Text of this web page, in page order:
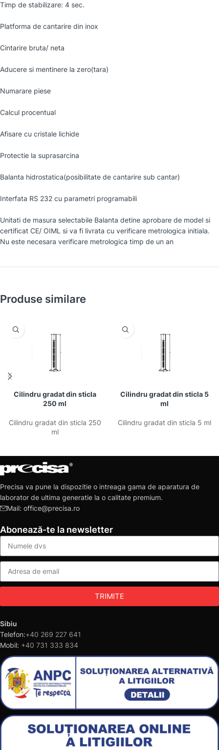
Timp de stabilizare: 4 sec.
Platforma de cantarire din inox
Cintarire bruta/ neta
Aducere si mentinere la zero(tara)
Numarare piese
Calcul procentual
Afisare cu cristale lichide
Protectie la suprasarcina
Balanta hidrostatica(posibilitate de cantarire sub cantar)
Interfata RS 232 cu parametri programabili
Unitati de masura selectabile Balanta detine aprobare de model si
certificat CE/ OIML si va fi livrata cu verificare metrologica initiala.
Nu este necesara verificare metrologica timp de un an
Produse similare
Cilindru gradat din sticla
250 ml
Cilindru gradat din sticla 250
ml
Cilindru gradat din sticla 5
ml
Cilindru gradat din sticla 5 ml
Precisa va pune la dispozitie o intreaga gama de aparatura de
laborator de ultima generatie la o calitate premium.
Mail: office@precisa.ro
Abonează-te la newsletter
TRIMITE
Sibiu
Telefon:+40 269 227 641
Mobil: +40 731 333 834